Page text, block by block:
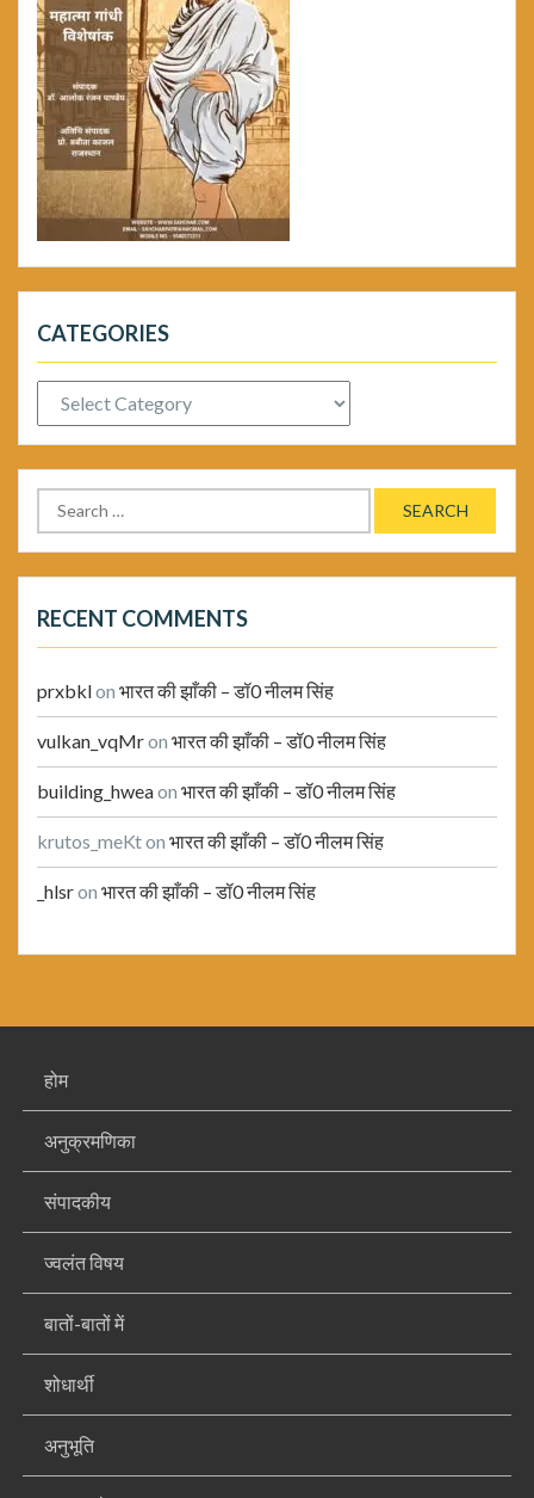
CATEGORIES
Categories
Search
for:
RECENT COMMENTS
prxbklon भारत की झाँकी – डॉ0 नीलम सिंह
vulkan_vqMron भारत की झाँकी – डॉ0 नीलम सिंह
building_hweaon भारत की झाँकी – डॉ0 नीलम सिंह
krutos_meKton भारत की झाँकी – डॉ0 नीलम सिंह
_hlsron भारत की झाँकी – डॉ0 नीलम सिंह
होम
अनुक्रमणिका
संपादकीय
ज्वलंत विषय
बातों-बातों में
शोधार्थी
अनुभूति